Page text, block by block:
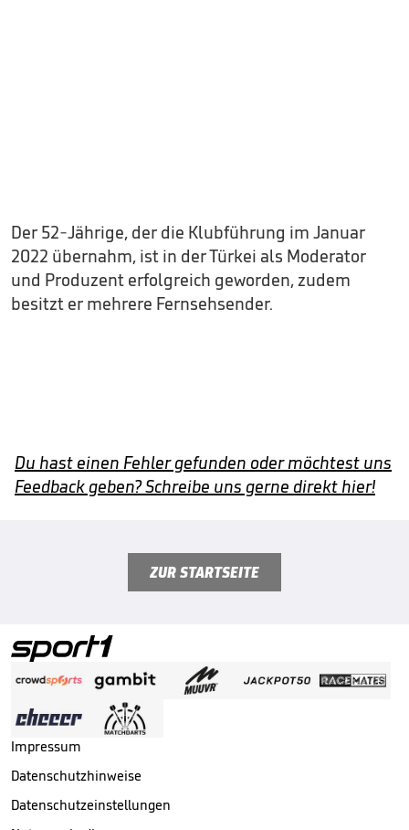
Der 52-Jährige, der die Klubführung im Januar
2022 übernahm, ist in der Türkei als Moderator
und Produzent erfolgreich geworden, zudem
besitzt er mehrere Fernsehsender.
Du hast einen Fehler gefunden oder möchtest uns
Feedback geben? Schreibe uns gerne direkt hier!
ZUR STARTSEITE
Impressum
Datenschutzhinweise
Datenschutzeinstellungen